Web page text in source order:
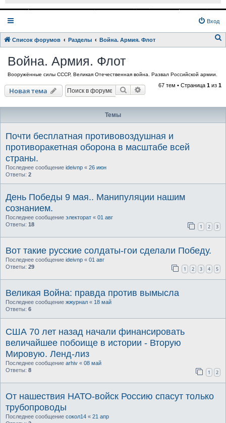
Вход
Список форумов Разделы Война. Армия. Флот
Война. Армия. Флот
Вооружённые силы СССР, Великая Отечественная война. Развал Российской армии.
Новая тема Поиск Расширенный поиск
67 тем • Страница 1 из 1
Темы
Почти бесплатная противовоздушная и
противоракетная оборона в масштабе всей
страны.
Последнее сообщение ideivnp « 26 июн
Ответы: 2
День Победы 9 мая.. Манипуляции нашим
сознанием.
Последнее сообщение электорат « 01 авг
Ответы: 18 1 2 3
Вот такие русские солдаты-гои сделали Победу.
Последнее сообщение ideivnp « 01 авг
Ответы: 29 1 2 3 4 5
Великая Война: правда против вымысла
Последнее сообщение жжурнал « 18 май
Ответы: 6
США 70 лет назад начали финансировать
величайшее побоище в истории - Вторую
Мировую. Ленд-лиз
Последнее сообщение arhiv « 08 май
Ответы: 8 1 2
От нашествия НАТО-войск Россию спасут только
трубопроводы
Последнее сообщение сокол14 « 21 апр